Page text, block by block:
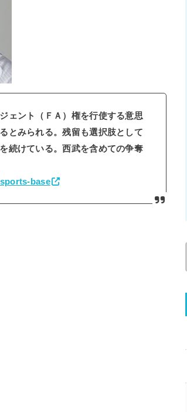
ェント（ＦＡ）権を行使する意思
とみられる。残留も選択肢として
続けている。西武を含めての争奪
base